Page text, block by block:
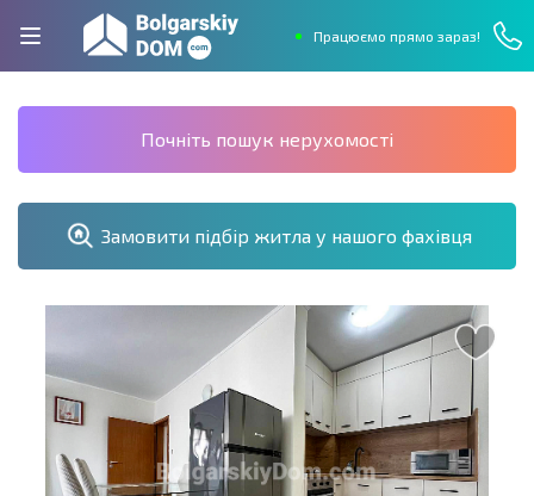
Працюємо прямо зараз!
Почніть пошук нерухомості
Замовити підбір житла у нашого фахівця